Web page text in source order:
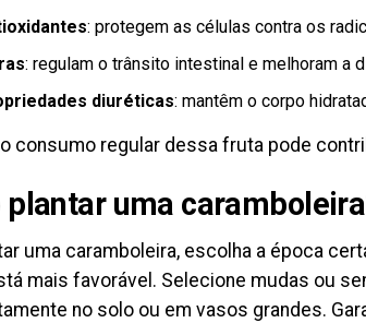
: protegem as células contra os
: regulam o trânsito intestinal e melhoram a
diuréticas: mantêm o corpo
consumo regular dessa fruta pode
plantar uma
uma caramboleira, escolha a época
mais favorável. Selecione mudas ou
no solo ou em vasos grandes.